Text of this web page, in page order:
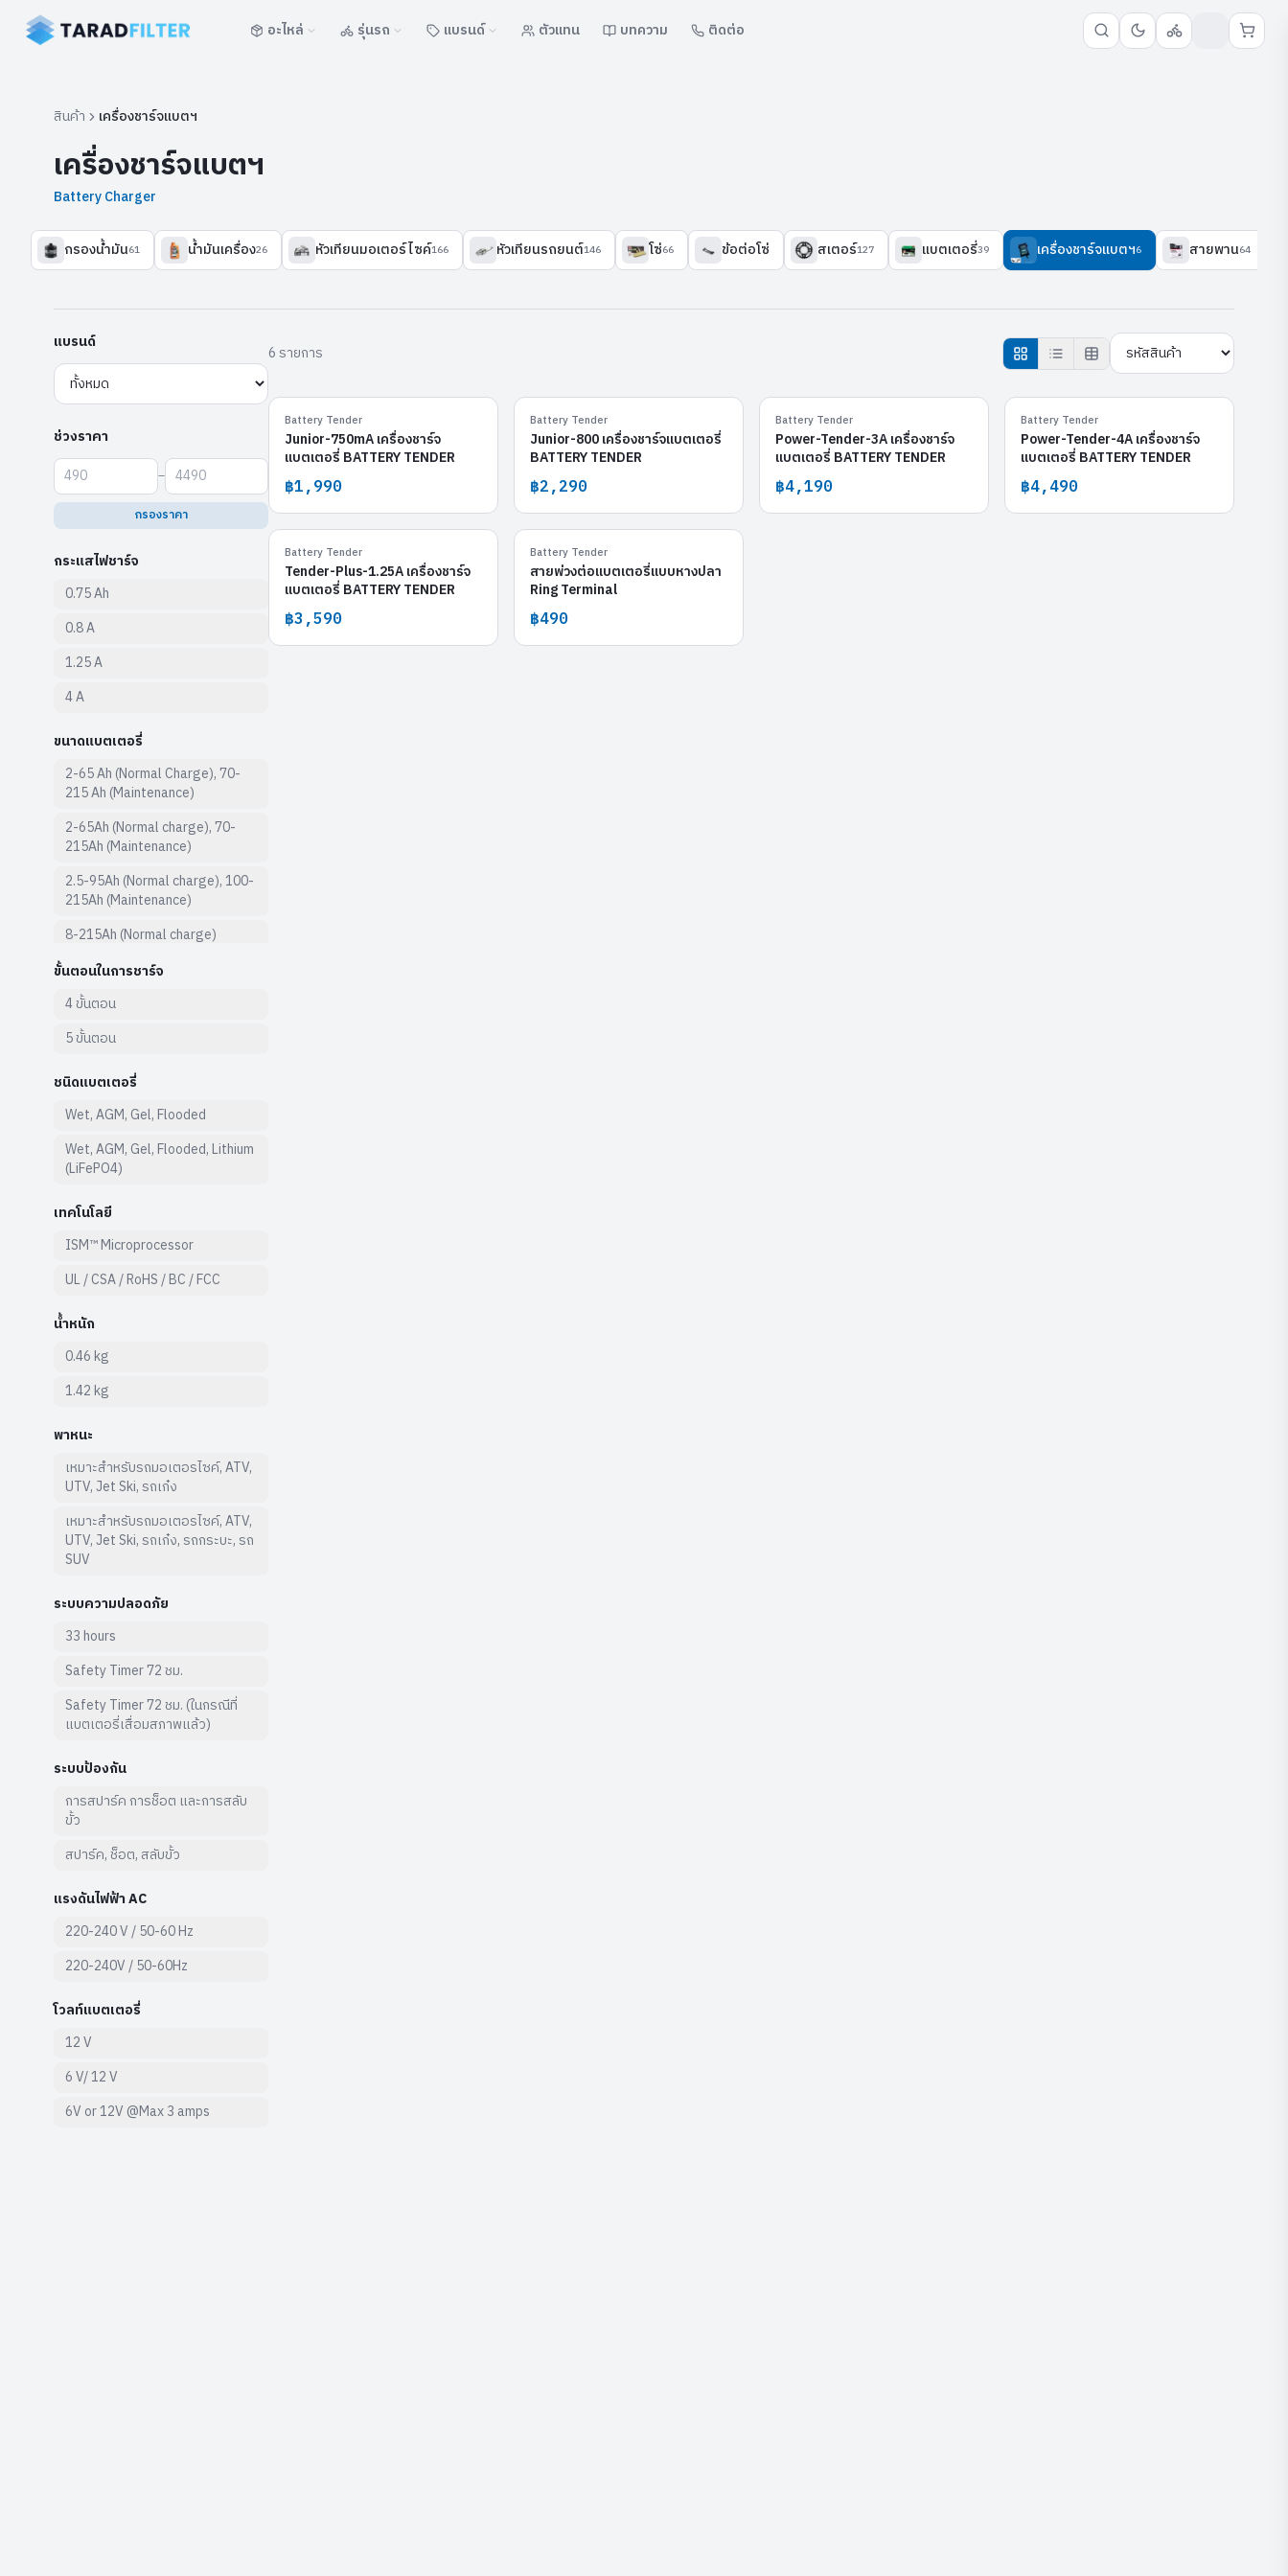
อะไหล่ รุ่นรถ แบรนด์ ตัวแทน บทความ ติดต่อ
สินค้า เครื่องชาร์จแบตฯ
เครื่องชาร์จแบตฯ
Battery Charger
กรองน้ำมัน61 น้ำมันเครื่อง26 หัวเทียนมอเตอร์ไซค์166 หัวเทียนรถยนต์146 โซ่66 ข้อต่อโซ่ สเตอร์127 แบตเตอรี่39 เครื่องชาร์จแบตฯ6 สายพาน64
แบรนด์
ช่วงราคา
–
กรองราคา
กระแสไฟชาร์จ
0.75 Ah
0.8 A
1.25 A
4 A
ขนาดแบตเตอรี่
2-65 Ah (Normal Charge), 70-
215 Ah (Maintenance)
2-65Ah (Normal charge), 70-
215Ah (Maintenance)
2.5-95Ah (Normal charge), 100-
215Ah (Maintenance)
8-215Ah (Normal charge)
ขั้นตอนในการชาร์จ
4 ขั้นตอน
5 ขั้นตอน
ชนิดแบตเตอรี่
Wet, AGM, Gel, Flooded
Wet, AGM, Gel, Flooded, Lithium
(LiFePO4)
เทคโนโลยี
ISM™ Microprocessor
UL / CSA / RoHS / BC / FCC
น้ำหนัก
0.46 kg
1.42 kg
พาหนะ
เหมาะสำหรับรถมอเตอรไซค์, ATV,
UTV, Jet Ski, รถเก๋ง
เหมาะสำหรับรถมอเตอรไซค์, ATV,
UTV, Jet Ski, รถเก๋ง, รถกระบะ, รถ
SUV
ระบบความปลอดภัย
33 hours
Safety Timer 72 ชม.
Safety Timer 72 ชม. (ในกรณีที่
แบตเตอรี่เสื่อมสภาพแล้ว)
ระบบป้องกัน
การสปาร์ค การช็อต และการสลับ
ขั้ว
สปาร์ค, ช็อต, สลับขั้ว
แรงดันไฟฟ้า AC
220-240 V / 50-60 Hz
220-240V / 50-60Hz
โวลท์แบตเตอรี่
12 V
6 V/ 12 V
6V or 12V @Max 3 amps
6 รายการ
Battery Tender
Junior-750mA เครื่องชาร์จ
แบตเตอรี่ BATTERY TENDER
฿1,990
Battery Tender
Junior-800 เครื่องชาร์จแบตเตอรี่
BATTERY TENDER
฿2,290
Battery Tender
Power-Tender-3A เครื่องชาร์จ
แบตเตอรี่ BATTERY TENDER
฿4,190
Battery Tender
Power-Tender-4A เครื่องชาร์จ
แบตเตอรี่ BATTERY TENDER
฿4,490
Battery Tender
Tender-Plus-1.25A เครื่องชาร์จ
แบตเตอรี่ BATTERY TENDER
฿3,590
Battery Tender
สายพ่วงต่อแบตเตอรี่แบบหางปลา
Ring Terminal
฿490